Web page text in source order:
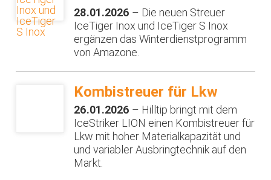
28.01.2026 – Die neuen Streuer
IceTiger Inox und IceTiger S Inox
ergänzen das Winterdienstprogramm
von Amazone.
Kombistreuer für Lkw
26.01.2026 – Hilltip bringt mit dem
IceStriker LION einen Kombistreuer für
Lkw mit hoher Materialkapazität und
und variabler Ausbringtechnik auf den
Markt.